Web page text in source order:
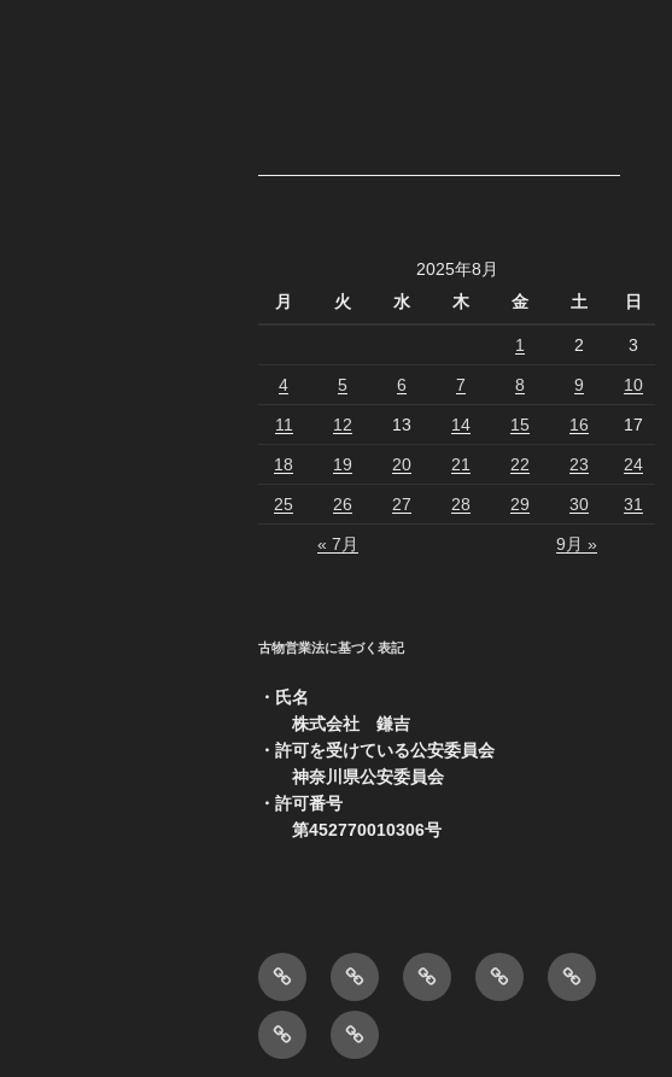
2025年8月
月
火 水 木 金 土 日
1 2 3
4 5 6 7 8 9 10
11 12 13 14 15 16 17
18 19 20 21 22 23 24
25 26 27 28 29 30 31
« 7月 9月 »
古物営業法に基づく表記
・氏名
株式会社 鎌吉
・許可を受けている公安委員会
神奈川県公安委員会
・許可番号
第452770010306号
会
社
概
要
ホ
ー
ム
ペ
日
常
中
古
お
問
ボ
ウ
製
品